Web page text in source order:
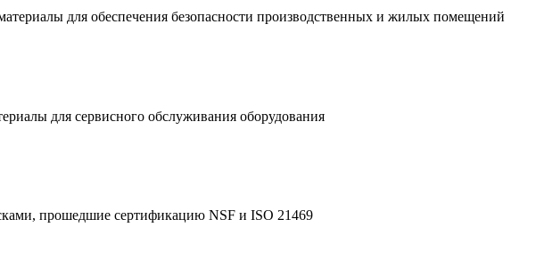
для обеспечения безопасности производственных и жилых помещений
для сервисного обслуживания оборудования
прошедшие сертификацию NSF и ISO 21469